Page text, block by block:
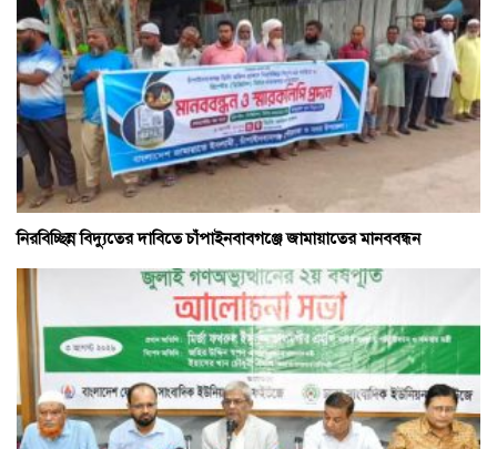
নিরবিচ্ছিন্ন বিদ্যুতের দাবিতে চাঁপাইনবাবগঞ্জে জামায়াতের মানববন্ধন